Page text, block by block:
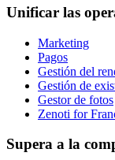
Unificar las
Marketing
Pagos
Gestión del
Gestión de
Gestor de fotos
Zenoti for
Supera a la